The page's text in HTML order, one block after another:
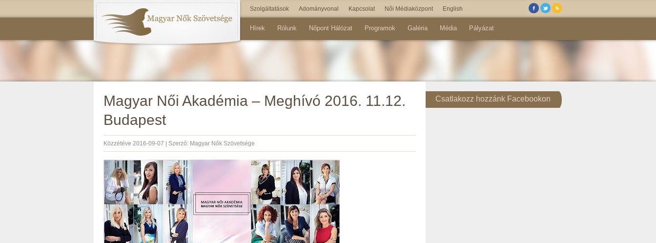
Szolgáltatások Adományvonal Kapcsolat Női Médiaközpont English
Hírek Rólunk Nőpont Hálózat Programok Galéria Média Pályázat
Magyar Női Akadémia – Meghívó 2016. 11.12.
Budapest
Közzétéve 2016-09-07 Szerző: Magyar Nők Szövetsége
Csatlakozz hozzánk Facebookon